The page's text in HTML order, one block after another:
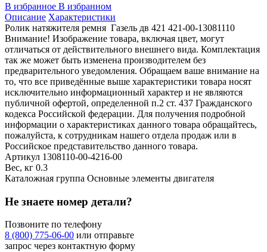
В избранное В избранном
Описание Характеристики
Ролик натяжителя ремня Газель дв 421 421-00-13081110
Внимание! Изображение товара, включая цвет, могут
отличаться от действительного внешнего вида. Комплектация
так же может быть изменена производителем без
предварительного уведомления. Обращаем ваше внимание на
то, что все приведённые выше характеристики товара носят
исключительно информационный характер и не являются
публичной офертой, определенной п.2 ст. 437 Гражданского
кодекса Российской федерации. Для получения подробной
информации о характеристиках данного товара обращайтесь,
пожалуйста, к сотрудникам нашего отдела продаж или в
Российское представительство данного товара.
Артикул 1308110-00-4216-00
Вес, кг 0.3
Каталожная группа Основные элементы двигателя
Не знаете номер детали?
Позвоните по телефону
8 (800) 775-06-00 или отправьте
запрос через контактную форму